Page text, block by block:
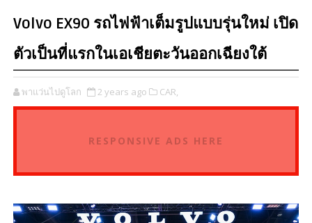
Volvo EX90 รถไฟฟ้าเต็มรูปแบบรุ่นใหม่ เปิด
ตัวเป็นที่แรกในเอเชียตะวันออกเฉียงใต้
พาแว่นไปดูโลก 2 years ago CAR,
RESPONSIVE ADS HERE